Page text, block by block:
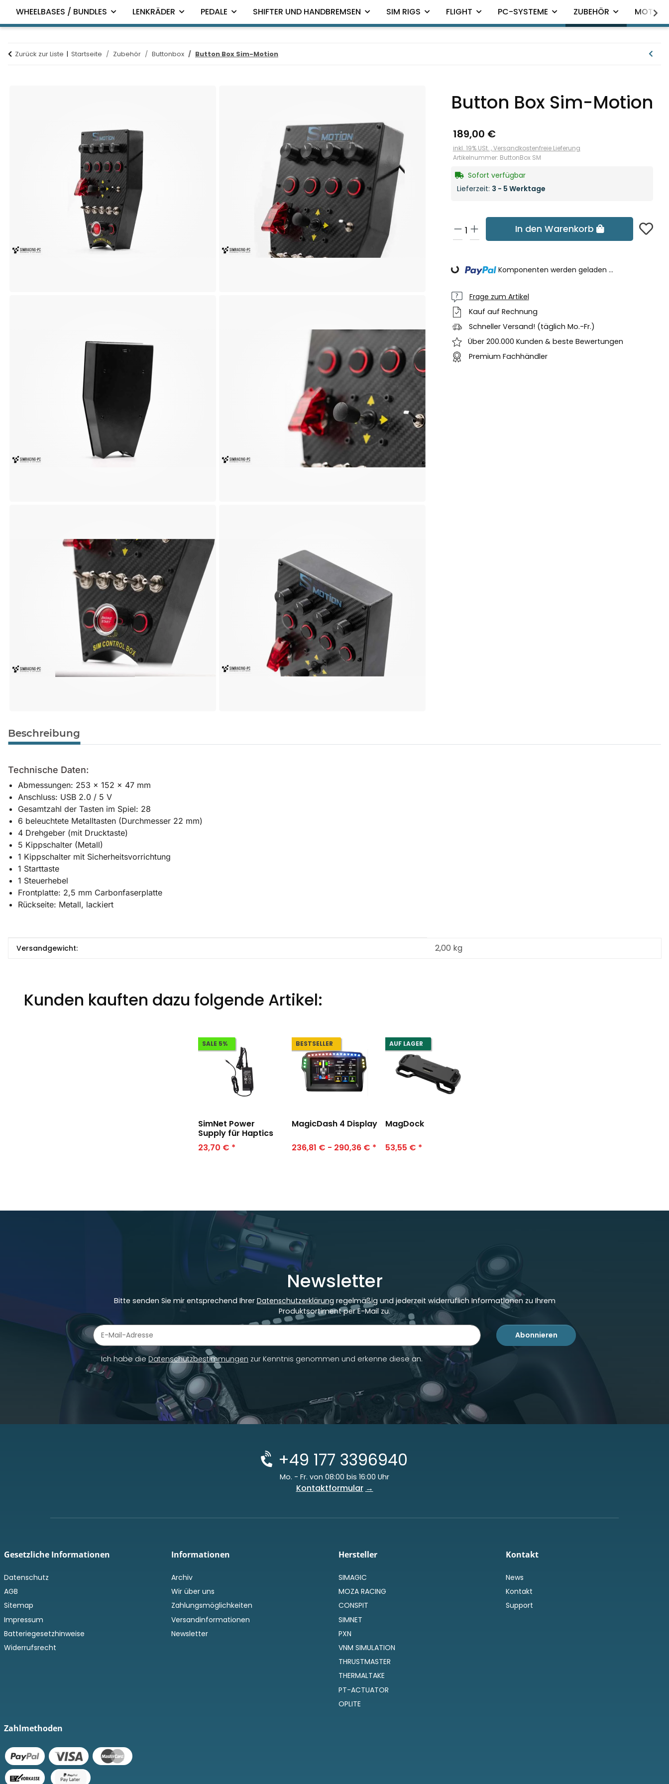
WHEELBASES / BUNDLES LENKRÄDER PEDALE SHIFTER UND HANDBREMSEN SIM RIGS FLIGHT PC-SYSTEME ZUBEHÖR MOTION
Zurück zur Liste Startseite Zubehör Buttonbox Button Box Sim-Motion
Button Box Sim-Motion
189,00 €
inkl. 19% USt. ,Versandkostenfreie Lieferung
Artikelnummer: ButtonBox SM
Sofort verfügbar
Lieferzeit: 3 - 5 Werktage
In den Warenkorb
Loading... Komponenten werden geladen ...
Frage zum Artikel
Kauf auf Rechnung
Schneller Versand! (täglich Mo.-Fr.)
Über 200.000 Kunden & beste Bewertungen
Premium Fachhändler
Beschreibung
Technische Daten:
Abmessungen: 253 × 152 × 47 mm
Anschluss: USB 2.0 / 5 V
Gesamtzahl der Tasten im Spiel: 28
6 beleuchtete Metalltasten (Durchmesser 22 mm)
4 Drehgeber (mit Drucktaste)
5 Kippschalter (Metall)
1 Kippschalter mit Sicherheitsvorrichtung
1 Starttaste
1 Steuerhebel
Frontplatte: 2,5 mm Carbonfaserplatte
Rückseite: Metall, lackiert
Produkteigenschaft
Wert
Versandgewicht: 2,00 kg
Kunden kauften dazu folgende Artikel:
SALE 5%
SimNet Power
Supply für Haptics
23,70 € *
BESTSELLER
MagicDash 4 Display
236,81 € - 290,36 € *
AUF LAGER
MagDock
53,55 € *
Newsletter
Bitte senden Sie mir entsprechend Ihrer Datenschutzerklärung regelmäßig und jederzeit widerruflich Informationen zu Ihrem
Produktsortiment per E-Mail zu.
Abonnieren
Newsletter Abonnieren
Ich habe dieDatenschutzbestimmungen zur Kenntnis genommen und erkenne diese an.
+49 177 3396940
Mo. - Fr. von 08:00 bis 16:00 Uhr
Kontaktformular
Gesetzliche Informationen
Datenschutz
AGB
Sitemap
Impressum
Batteriegesetzhinweise
Widerrufsrecht
Informationen
Archiv
Wir über uns
Zahlungsmöglichkeiten
Versandinformationen
Newsletter
Hersteller
SIMAGIC
MOZA RACING
CONSPIT
SIMNET
PXN
VNM SIMULATION
THRUSTMASTER
THERMALTAKE
PT-ACTUATOR
OPLITE
Kontakt
News
Kontakt
Support
Zahlmethoden